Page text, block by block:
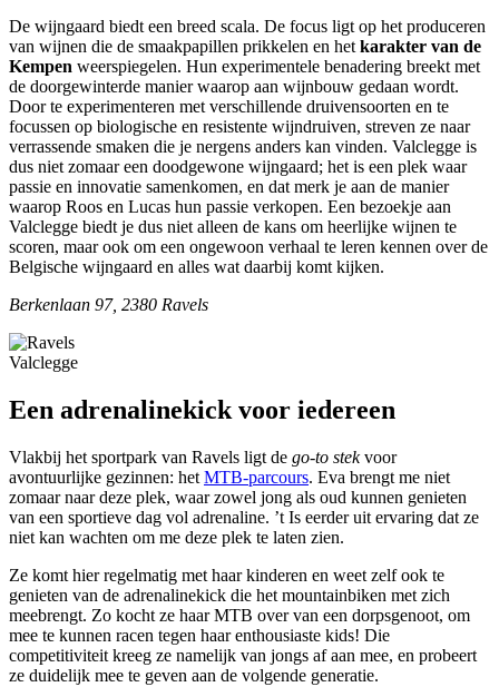
De wijngaard biedt een breed scala. De focus ligt op het produceren
van wijnen die de smaakpapillen prikkelen en het karakter van de
Kempen weerspiegelen. Hun experimentele benadering breekt met
de doorgewinterde manier waarop aan wijnbouw gedaan wordt.
Door te experimenteren met verschillende druivensoorten en te
focussen op biologische en resistente wijndruiven, streven ze naar
verrassende smaken die je nergens anders kan vinden. Valclegge is
dus niet zomaar een doodgewone wijngaard; het is een plek waar
passie en innovatie samenkomen, en dat merk je aan de manier
waarop Roos en Lucas hun passie verkopen. Een bezoekje aan
Valclegge biedt je dus niet alleen de kans om heerlijke wijnen te
scoren, maar ook om een ongewoon verhaal te leren kennen over de
Belgische wijngaard en alles wat daarbij komt kijken.
Berkenlaan 97, 2380 Ravels
Valclegge
Een adrenalinekick voor iedereen
Vlakbij het sportpark van Ravels ligt de go-to stekvoor
avontuurlijke gezinnen: het MTB-parcours. Eva brengt me niet
zomaar naar deze plek, waar zowel jong als oud kunnen genieten
van een sportieve dag vol adrenaline. ’t Is eerder uit ervaring dat ze
niet kan wachten om me deze plek te laten zien.
Ze komt hier regelmatig met haar kinderen en weet zelf ook te
genieten van de adrenalinekick die het mountainbiken met zich
meebrengt. Zo kocht ze haar MTB over van een dorpsgenoot, om
mee te kunnen racen tegen haar enthousiaste kids! Die
competitiviteit kreeg ze namelijk van jongs af aan mee, en probeert
ze duidelijk mee te geven aan de volgende generatie.